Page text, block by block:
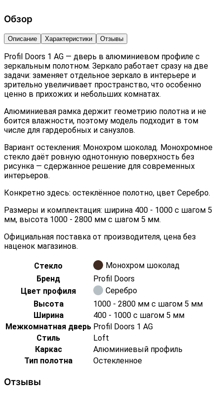
Обзор
Описание Характеристики Отзывы
Profil Doors 1 AG — дверь в алюминиевом профиле с
зеркальным полотном. Зеркало работает сразу на две
задачи: заменяет отдельное зеркало в интерьере и
зрительно увеличивает пространство, что особенно
ценно в прихожих и небольших комнатах.
Алюминиевая рамка держит геометрию полотна и не
боится влажности, поэтому модель подходит в том
числе для гардеробных и санузлов.
Вариант остекления: Монохром шоколад. Монохромное
стекло даёт ровную однотонную поверхность без
рисунка — сдержанное решение для современных
интерьеров.
Конкретно здесь: остеклённое полотно, цвет Серебро.
Размеры и комплектация: ширина 400 - 1000 с шагом 5
мм, высота 1000 - 2800 мм с шагом 5 мм.
Официальная поставка от производителя, цена без
наценок магазинов.
Стекло
Монохром шоколад
Бренд
Profil Doors
Цвет профиля
Серебро
Высота
1000 - 2800 мм с шагом 5 мм
Ширина
400 - 1000 с шагом 5 мм
Межкомнатная дверь Profil Doors 1 AG
Стиль
Loft
Каркас
Алюминиевый профиль
Тип полотна
Остекленное
Отзывы